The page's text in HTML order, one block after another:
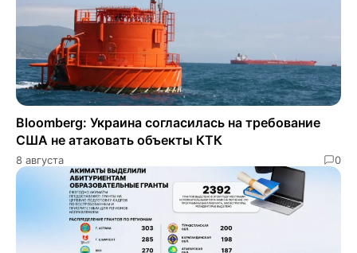
Bloomberg: Украина согласилась на требование
США не атаковать объекты КТК
8 августа 0